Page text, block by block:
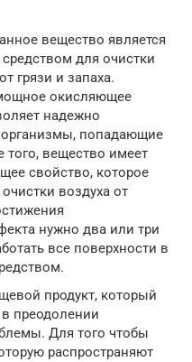
вещество является
для очистки
грязи и запаха.
окисляющее
надежно
попадающие
того, вещество имеет
свойство, которое
воздуха от
нужно два или три
все поверхности в
продукт, который
преодолении
Для того чтобы
распространяют